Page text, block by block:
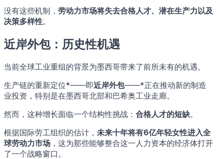
没有这些机制， 劳动力市场将失去合格人才、潜在生产力以及
决策多样性。
近岸外包：历史性机遇
当前全球工业重组的背景为墨西哥带来了前所未有的机遇。
生产链的重新定位*——即近岸外包——*正在推动新的制造
业投资，特别是在墨西哥北部和巴希奥工业走廊。
然而，这种增长面临一个结构性挑战： 合格人才的短缺。
根据国际劳工组织的估计， 未来十年将有6亿年轻女性进入全
球劳动力市场 ，这为那些能够整合这一人力资本的经济体打开
了一个战略窗口。